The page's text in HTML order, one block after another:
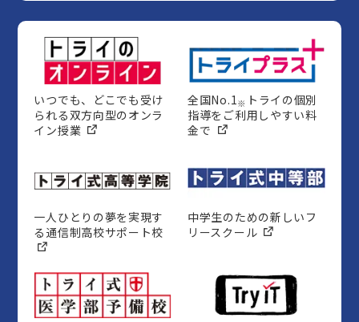
いつでも、どこでも受け
られる双方向型のオンラ
イン授業
全国No.1※ トライの個別
指導をご利用しやすい料
金で
一人ひとりの夢を実現す
る通信制高校サポート校
中学生のための新しいフ
リースクール